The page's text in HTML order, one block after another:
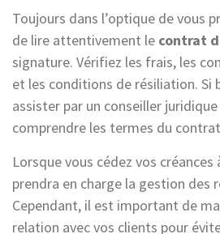
Toujours dans l’optique de vous
de lire attentivement le contrat
signature. Vérifiez les frais, les
et les conditions de résiliation. Si
assister par un conseiller
comprendre les termes du
Lorsque vous cédez vos
prendra en charge la gestion des
Cependant, il est important de
relation avec vos clients pour